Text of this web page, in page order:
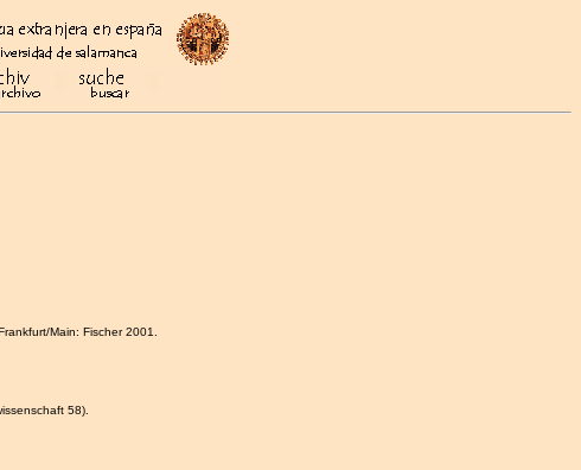
Main: Fischer 2001.
58).